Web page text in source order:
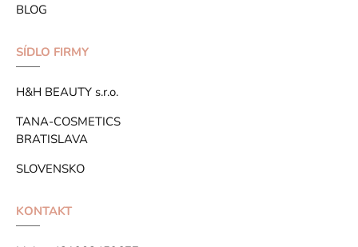
BLOG
SÍDLO FIRMY
H&H BEAUTY s.r.o.
TANA-COSMETICS
BRATISLAVA
SLOVENSKO
KONTAKT